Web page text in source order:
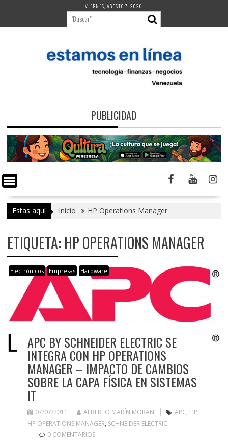
contenido
VIERNES, AGOSTO 7, 2026
PUBLICIDAD
Estas aquí Inicio HP Operations Manager
ETIQUETA: HP OPERATIONS MANAGER
Electrónicos Empresas Hardware
APC BY SCHNEIDER ELECTRIC SE
INTEGRA CON HP OPERATIONS
MANAGER – IMPACTO DE CAMBIOS
SOBRE LA CAPA FÍSICA EN SISTEMAS
IT
07/07/2011 ALBERTO MARÍN MORÁN APC, HP,
HP OPERATIONS MANAGER, SCHNEIDER ELECTRIC
0 COMENTARIOS